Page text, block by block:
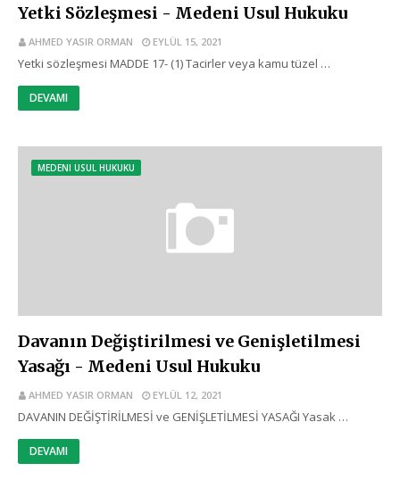
Yetki Sözleşmesi - Medeni Usul Hukuku
AHMED YASIR ORMAN EYLÜL 15, 2021
Yetki sözleşmesi MADDE 17- (1) Tacirler veya kamu tüzel …
DEVAMI
MEDENI USUL HUKUKU
Davanın Değiştirilmesi ve Genişletilmesi
Yasağı - Medeni Usul Hukuku
AHMED YASIR ORMAN EYLÜL 12, 2021
DAVANIN DEĞİŞTİRİLMESİ ve GENİŞLETİLMESİ YASAĞI Yasak …
DEVAMI